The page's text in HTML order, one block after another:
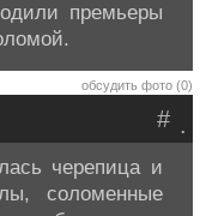
премьеры
обсудить фото (0)
.
#
черепица и
соломенные